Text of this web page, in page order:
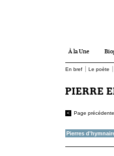
À la Une
En bref Le poète
PIERRE
< Page précédente
Pierres